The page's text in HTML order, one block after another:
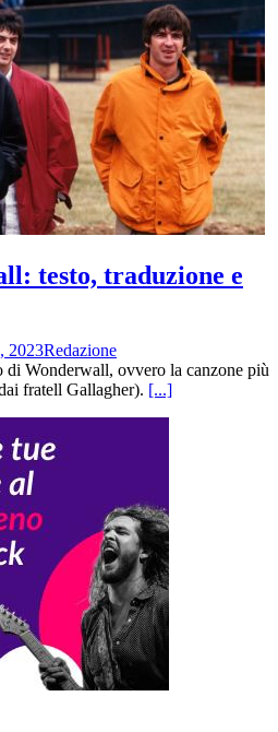
testo, traduzione e
2023Redazione
di Wonderwall, ovvero la canzone più
fratell Gallagher). [...]